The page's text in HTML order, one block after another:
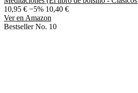
10,95 € −5% 10,40 €
Ver en Amazon
Bestseller No. 10